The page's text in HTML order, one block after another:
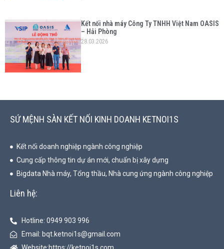
Kết nối nhà máy Công Ty TNHH Việt Nam OASIS
– Hải Phòng
28.03.2026
SỨ MỆNH SÀN KẾT NỐI KINH DOANH KETNOI1S
Kết nối doanh nghiệp ngành công nghiệp
Cung cấp thông tin dự án mới, chuẩn bị xây dựng
Bigdata Nhà máy, Tổng thầu, Nhà cung ứng ngành công nghiệp
Liên hệ:
Hotline: 0949 903 996
Email: bqt.ketnoi1s@gmail.com